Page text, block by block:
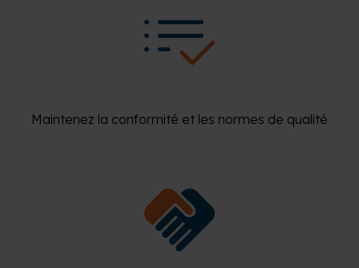
Maintenez la conformité et les normes de qualité